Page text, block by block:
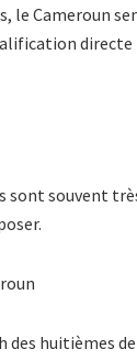
le Cameroun
souvent
huitièmes